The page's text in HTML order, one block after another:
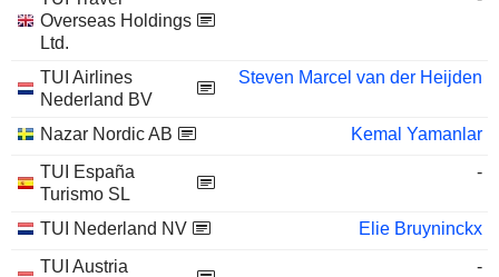
Overseas Holdings
Ltd.
TUI Airlines
Nederland BV
Steven Marcel van der Heijden
Nazar Nordic AB
Kemal Yamanlar
TUI España
Turismo SL
-
TUI Nederland NV
Elie Bruyninckx
TUI Austria
-